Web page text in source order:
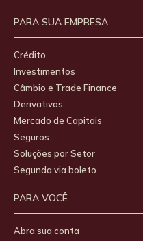
PARA SUA EMPRESA
Crédito
Investimentos
Câmbio e Trade Finance
Derivativos
Mercado de Capitais
Seguros
Soluções por Setor
Segunda via boleto
PARA VOCÊ
Abra sua conta